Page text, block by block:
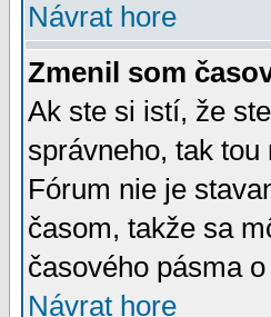
Návrat hore
Zmenil som
Ak ste si istí, že
správneho, tak
Fórum nie je
časom, takže sa
časového pásma
Návrat hore